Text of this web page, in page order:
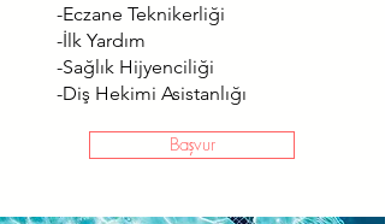
-Eczane Teknikerliği
-İlk Yardım
-Sağlık Hijyenciliği
-Diş Hekimi Asistanlığı
Başvur